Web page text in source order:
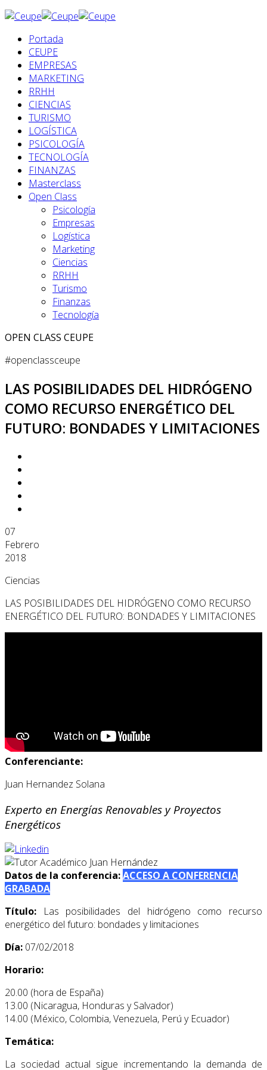
Portada
CEUPE
EMPRESAS
MARKETING
RRHH
CIENCIAS
TURISMO
LOGÍSTICA
PSICOLOGÍA
TECNOLOGÍA
FINANZAS
Masterclass
Open Class
Psicología
Empresas
Logística
Marketing
Ciencias
RRHH
Turismo
Finanzas
Tecnología
OPEN CLASS CEUPE
#openclassceupe
LAS POSIBILIDADES DEL HIDRÓGENO
COMO RECURSO ENERGÉTICO DEL
FUTURO: BONDADES Y LIMITACIONES
07
Febrero
2018
Ciencias
LAS POSIBILIDADES DEL HIDRÓGENO COMO RECURSO
ENERGÉTICO DEL FUTURO: BONDADES Y LIMITACIONES
Conferenciante:
Juan Hernandez Solana
Experto en Energías Renovables y Proyectos
Energéticos
Datos de la conferencia:ACCESO A CONFERENCIA
GRABADA
Título:
Las posibilidades del hidrógeno como recurso
energético del futuro: bondades y limitaciones
Día: 07/02/2018
Horario:
20.00 (hora de España)
13.00 (Nicaragua, Honduras y Salvador)
14.00 (México, Colombia, Venezuela, Perú y Ecuador)
Temática:
La sociedad actual sigue incrementando la demanda de